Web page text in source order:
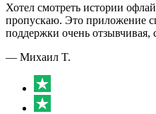
Хотел смотреть истории
пропускаю. Это приложение
поддержки очень отзывчивая,
— Михаил T.